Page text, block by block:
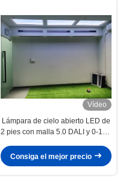
Vídeo
Lámpara de cielo abierto LED de
2 pies con malla 5.0 DALI y 0-10V
de amplio rango CCT
Consiga el mejor precio